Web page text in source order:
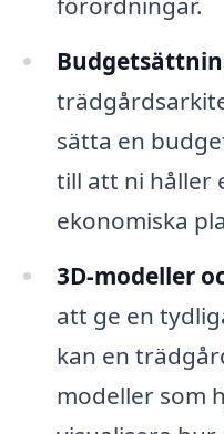
sätta en
till att ni håller
ekonomiska
3D-modeller
att ge en
kan en
modeller som